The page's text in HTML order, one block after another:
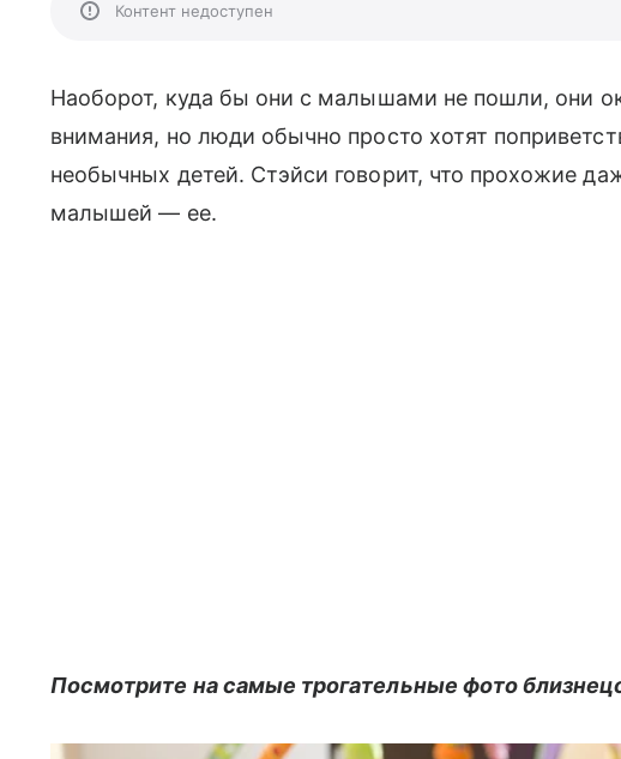
Контент недоступен
Наоборот, куда бы они с малышами не пошли, они
внимания, но люди обычно просто хотят
необычных детей. Стэйси говорит, что прохожие
малышей — ее.
Посмотрите на самые трогательные фото